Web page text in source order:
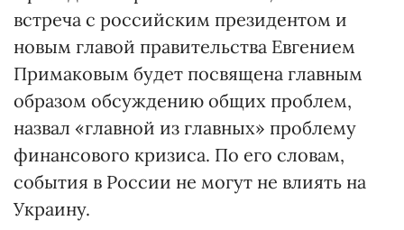
встреча с российским президентом и
новым главой правительства Евгением
Примаковым будет посвящена главным
образом обсуждению общих проблем,
назвал «главной из главных» проблему
финансового кризиса. По его словам,
события в России не могут не влиять на
Украину.